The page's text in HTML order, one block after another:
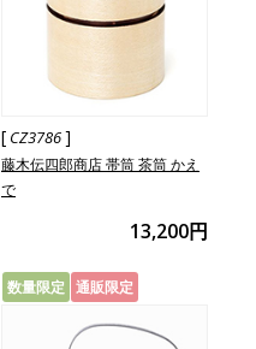
[ CZ3786]
藤木伝四郎商店 帯筒 茶筒 かえ
で
13,200円
数量限定 通販限定